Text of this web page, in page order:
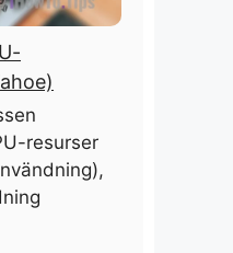
resurser